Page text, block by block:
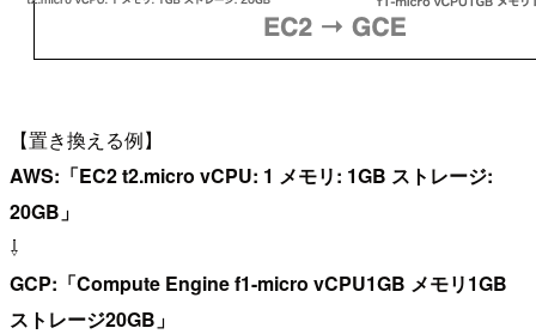
【置き換える例】
AWS:「EC2 t2.micro vCPU: 1 メモリ: 1GB ストレージ:
20GB」
⇩
GCP:「Compute Engine f1-micro vCPU1GB メモリ1GB
ストレージ20GB」